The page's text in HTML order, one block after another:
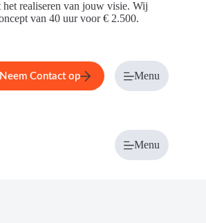
het realiseren van jouw visie. Wij
van 40 uur voor € 2.500.
Home Service Over ons
Neem Contact op Menu
Menu